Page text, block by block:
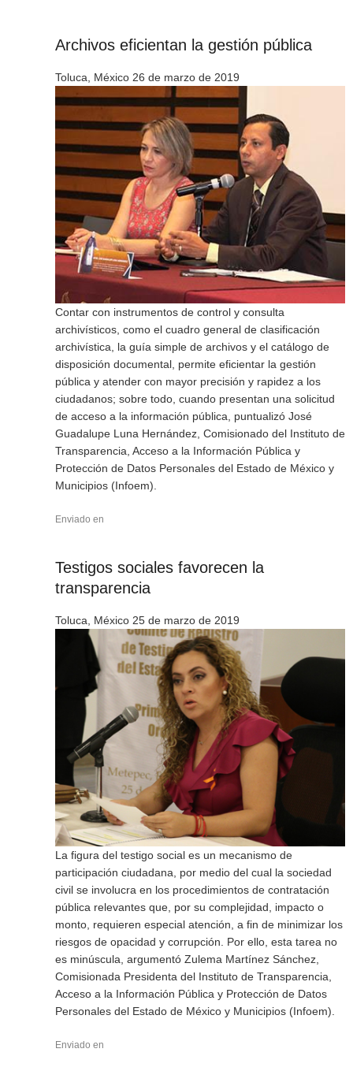
Archivos eficientan la gestión pública
Toluca, México 26 de marzo de 2019
Contar con instrumentos de control y consulta
archivísticos, como el cuadro general de clasificación
archivística, la guía simple de archivos y el catálogo de
disposición documental, permite eficientar la gestión
pública y atender con mayor precisión y rapidez a los
ciudadanos; sobre todo, cuando presentan una solicitud
de acceso a la información pública, puntualizó José
Guadalupe Luna Hernández, Comisionado del Instituto de
Transparencia, Acceso a la Información Pública y
Protección de Datos Personales del Estado de México y
Municipios (Infoem).
Enviado en
Testigos sociales favorecen la
transparencia
Toluca, México 25 de marzo de 2019
La figura del testigo social es un mecanismo de
participación ciudadana, por medio del cual la sociedad
civil se involucra en los procedimientos de contratación
pública relevantes que, por su complejidad, impacto o
monto, requieren especial atención, a fin de minimizar los
riesgos de opacidad y corrupción. Por ello, esta tarea no
es minúscula, argumentó Zulema Martínez Sánchez,
Comisionada Presidenta del Instituto de Transparencia,
Acceso a la Información Pública y Protección de Datos
Personales del Estado de México y Municipios (Infoem).
Enviado en